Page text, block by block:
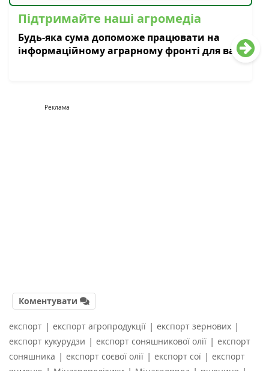
Підтримайте наші агромедіа
Будь-яка сума допоможе працювати на
інформаційному аграрному фронті для вас
Реклама
Коментувати
експорт | експорт агропродукції | експорт зернових |
експорт кукурудзи | експорт соняшникової олії | експорт
соняшника | експорт соєвої олії | експорт сої | експорт